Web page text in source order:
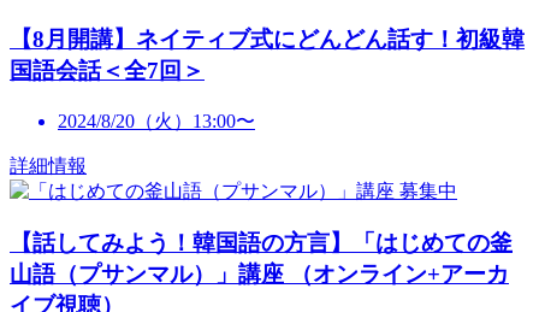
【8月開講】ネイティブ式にどんどん話す！初級韓
国語会話＜全7回＞
2024/8/20（火）13:00〜
詳細情報
募集中
【話してみよう！韓国語の方言】「はじめての釜
山語（プサンマル）」講座 （オンライン+アーカ
イブ視聴）